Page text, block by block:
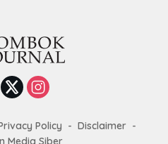
Policy
Disclaimer